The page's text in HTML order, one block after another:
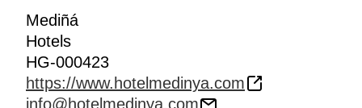
Mediñá
Hotels
HG-000423
https://www.hotelmedinya.com
info@hotelmedinya.com